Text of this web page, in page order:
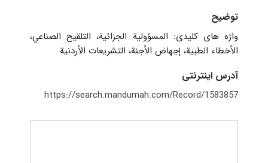
توضیح
واژه های کلیدی: المسؤولية الجزائية، التلقيح الصناعي،
الأخطاء الطبية، إجهاض الأجنة، التشريعات الأردنية
آدرس اینترنتی
https://search.mandumah.com/Record/1583857